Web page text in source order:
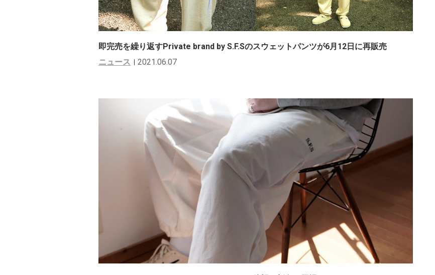
即完売を繰り返すPrivate brand by S.F.Sのスウェットパンツが6月12日に再販売
ニュース
2021.06.07